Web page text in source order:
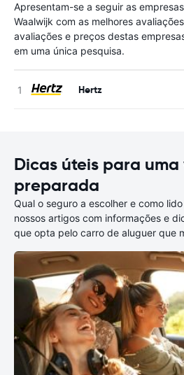
Apresentam-se a seguir as
Waalwijk com as melhores
avaliações e preços destas
em uma única pesquisa.
Hertz
Dicas úteis para
preparada
Qual o seguro a escolher e como
nossos artigos com informações e
que opta pelo carro de aluguer que